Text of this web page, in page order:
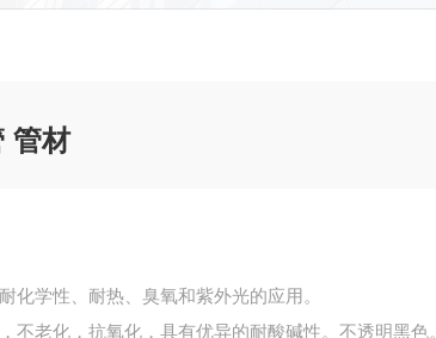
管材
化学性、耐热、臭氧和紫外光的应用。
不老化，抗氧化，具有优异的耐酸碱性。不透明黑色。